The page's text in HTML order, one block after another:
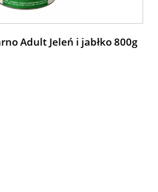
Adult Jeleń i jabłko 800g